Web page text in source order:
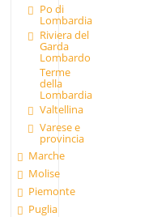
Po di
Lombardia
Riviera del
Garda
Lombardo
Terme
della
Lombardia
Valtellina
Varese e
provincia
Marche
Molise
Piemonte
Puglia